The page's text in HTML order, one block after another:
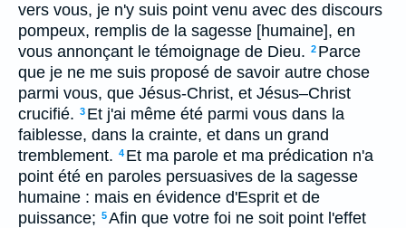
vers vous, je n'y suis point venu avec des discours
pompeux, remplis de la sagesse [humaine], en
vous annonçant le témoignage de Dieu. 2 Parce
que je ne me suis proposé de savoir autre chose
parmi vous, que Jésus-Christ, et Jésus–Christ
crucifié. 3 Et j'ai même été parmi vous dans la
faiblesse, dans la crainte, et dans un grand
tremblement. 4 Et ma parole et ma prédication n'a
point été en paroles persuasives de la sagesse
humaine : mais en évidence d'Esprit et de
puissance; 5Afin que votre foi ne soit point l'effet